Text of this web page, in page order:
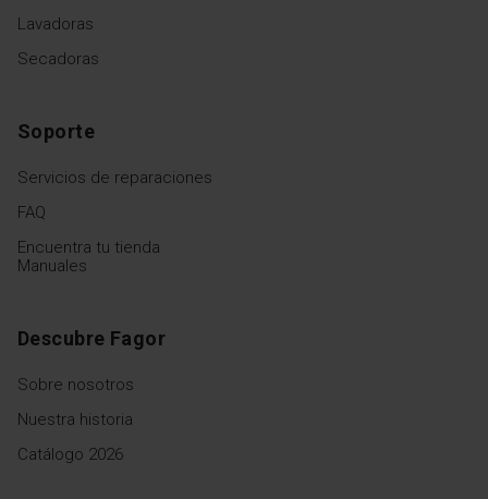
Lavadoras
Secadoras
Soporte
Servicios de reparaciones
FAQ
Encuentra tu tienda
Manuales
Descubre Fagor
Sobre nosotros
Nuestra historia
Catálogo 2026